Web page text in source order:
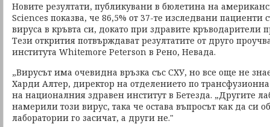
Новите резултати, публикувани в бюлетина на
Sciences показва, че 86,5% от 37-те изследвани пациенти
вируса в кръвта си, докато при здравите кръводарители
Тези открития потвърждават резултатите от друго
института Whitemore Peterson в Рено, Невада.
„Вирусът има очевидна връзка със СХУ, но все още не
Харди Алтер, директор на отделението по
на националния здравен институт в Бeтезда. „Другите
намерили този вирус, така че остава въпросът как да си
лаборатории го засичат, а други не."